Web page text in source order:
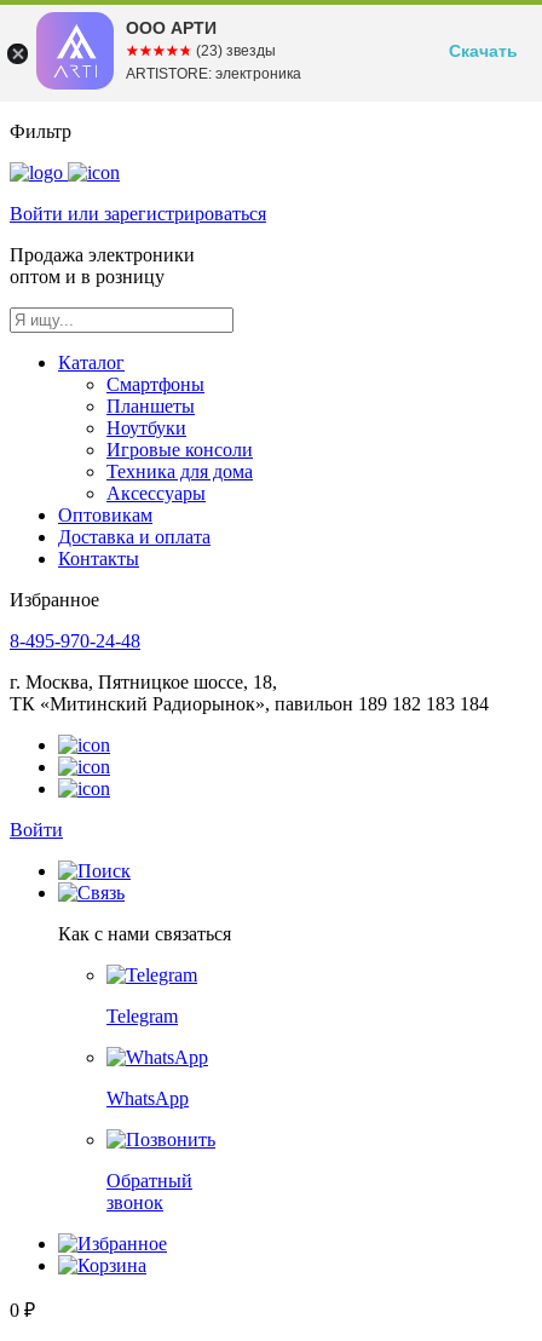
Фильтр
Войти или зарегистрироваться
Продажа электроники
оптом и в розницу
Каталог
Смартфоны
Планшеты
Ноутбуки
Игровые консоли
Техника для дома
Аксессуары
Оптовикам
Доставка и оплата
Контакты
Избранное
8-495-970-24-48
г. Москва, Пятницкое шоссе, 18,
ТК «Митинский Радиорынок», павильон 189 182 183 184
Войти
Как с нами связаться
Telegram
WhatsApp
Обратный
звонок
0 ₽
ООО АРТИ
☆☆☆☆☆
★★★★★ (23) звезды
ARTISTORE: электроника
Скачать